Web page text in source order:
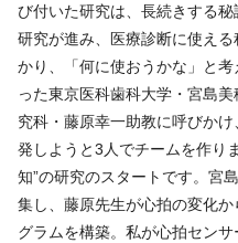
び付いた研究は、長続きする
研究が進み、医療診断に使え
かり、「何に使おうかな」と
った東京医科歯科大学・宮島
究科・藤原幸一助教に呼びか
発しようと3人でチームを作り
知”の研究のスタートです。宮
集し、藤原先生が心拍の変化
グラムを構築。私が心拍セン